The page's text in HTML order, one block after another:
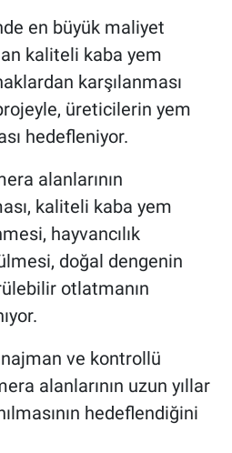
en büyük maliyet
kaliteli kaba yem
karşılanması
üreticilerin yem
hedefleniyor.
alanlarının
kaliteli kaba yem
hayvancılık
doğal dengenin
otlatmanın
ve kontrollü
alanlarının uzun yıllar
hedeflendiğini